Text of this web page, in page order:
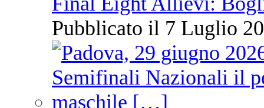
Pubblicato il 7 Luglio